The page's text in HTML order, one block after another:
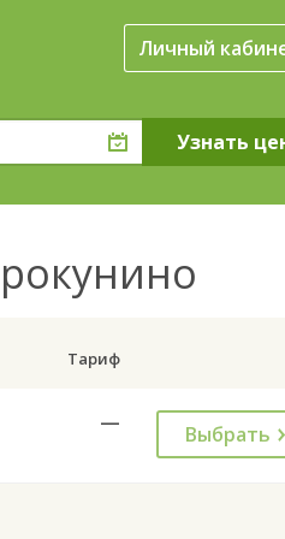
Личный
Тариф
— Выбрать